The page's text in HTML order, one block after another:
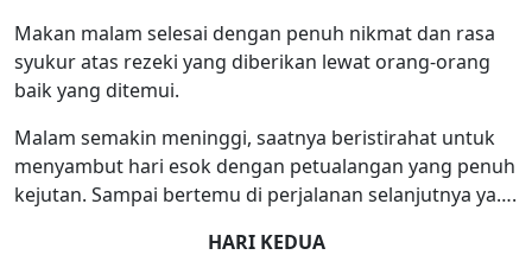
Makan malam selesai dengan penuh nikmat dan rasa
syukur atas rezeki yang diberikan lewat orang-orang
baik yang ditemui.
Malam semakin meninggi, saatnya beristirahat untuk
menyambut hari esok dengan petualangan yang penuh
kejutan. Sampai bertemu di perjalanan selanjutnya ya….
HARI KEDUA